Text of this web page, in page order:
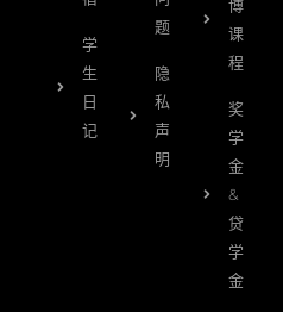
学
生
日
记
题
隐
私
声
明
博
课
程
奖
学
金
&
贷
学
金